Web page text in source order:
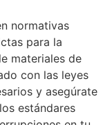
normativas
para la
materiales de
con las leyes
y asegúrate
estándares